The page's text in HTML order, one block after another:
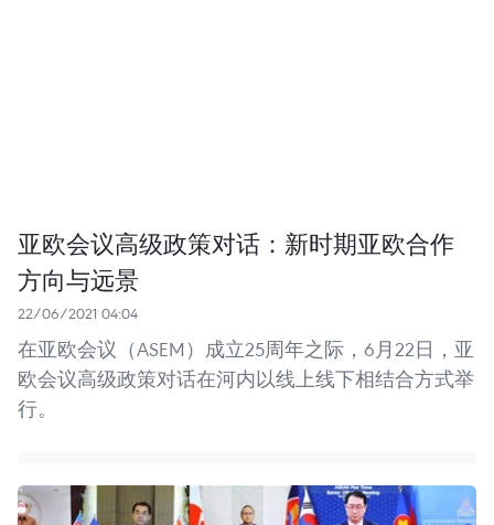
亚欧会议高级政策对话：新时期亚欧合作
方向与远景
22/06/2021 04:04
在亚欧会议（ASEM）成立25周年之际，6月22日，亚
欧会议高级政策对话在河内以线上线下相结合方式举
行。